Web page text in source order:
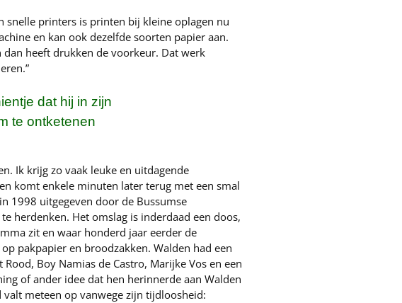
snelle printers is printen bij kleine oplagen nu
en kan ook dezelfde soorten papier aan.
heeft drukken de voorkeur. Dat werk
dat hij in zijn
te ontketenen
Ik krijg zo vaak leuke en uitdagende
komt enkele minuten later terug met een smal
1998 uitgegeven door de Bussumse
herdenken. Het omslag is inderdaad een doos,
zit en waar honderd jaar eerder de
pakpapier en broodzakken. Walden had een
Boy Namias de Castro, Marijke Vos en een
of ander idee dat hen herinnerde aan Walden
valt meteen op vanwege zijn tijdloosheid: